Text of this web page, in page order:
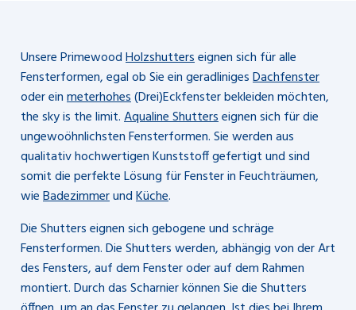
Unsere PrimewoodHolzshutterseignen sich für alle
Fensterformen, egal ob Sie ein geradlinigesDachfenster
oder einmeterhohes(Drei)Eckfenster bekleiden möchten,
the sky is the limit.Aqualine Shutterseignen sich für die
ungewoöhnlichsten Fensterformen. Sie werden aus
qualitativ hochwertigen Kunststoff gefertigt und sind
somit die perfekte Lösung für Fenster in Feuchträumen,
wieBadezimmerundKüche.
Die Shutters eignen sich gebogene und schräge
Fensterformen. Die Shutters werden, abhängig von der Art
des Fensters, auf dem Fenster oder auf dem Rahmen
montiert. Durch das Scharnier können Sie die Shutters